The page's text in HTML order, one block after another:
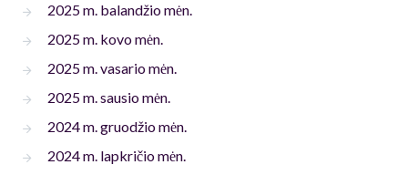
2025 m. balandžio mėn.
2025 m. kovo mėn.
2025 m. vasario mėn.
2025 m. sausio mėn.
2024 m. gruodžio mėn.
2024 m. lapkričio mėn.